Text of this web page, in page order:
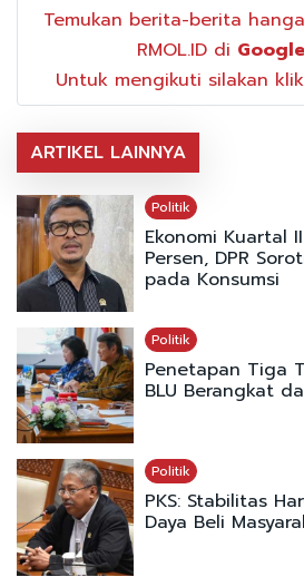
Temukan berita-berita
RMOL.ID di
Untuk mengikuti silakan
ARTIKEL LAINNYA
Politik
Ekonomi Kuartal
Persen, DPR
pada Konsumsi
Politik
Penetapan Tiga
BLU Berangkat
Politik
PKS: Stabilitas
Daya Beli